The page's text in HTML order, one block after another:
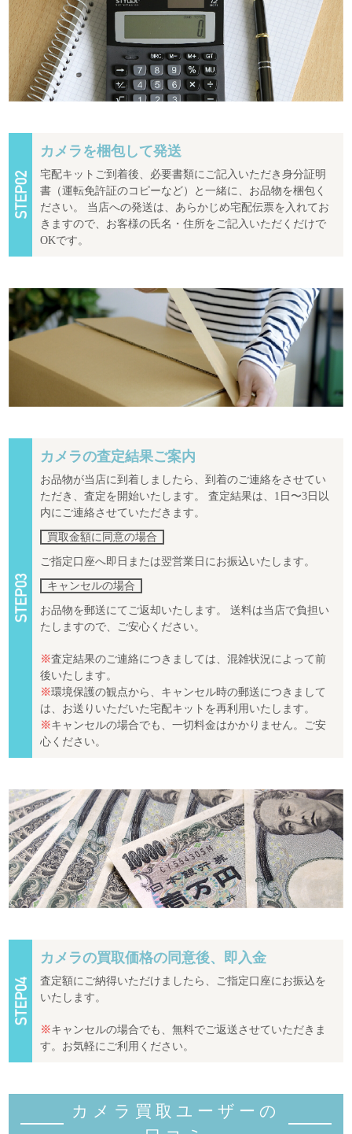
カメラを梱包して発送
宅配キットご到着後、必要書類にご記入いただき身分証明
書（運転免許証のコピーなど）と一緒に、お品物を梱包く
ださい。 当店への発送は、あらかじめ宅配伝票を入れてお
きますので、お客様の氏名・住所をご記入いただくだけで
OKです。
カメラの査定結果ご案内
お品物が当店に到着しましたら、到着のご連絡をさせてい
ただき、査定を開始いたします。 査定結果は、1日〜3日以
内にご連絡させていただきます。
買取金額に同意の場合
ご指定口座へ即日または翌営業日にお振込いたします。
キャンセルの場合
お品物を郵送にてご返却いたします。 送料は当店で負担い
たしますので、ご安心ください。
※査定結果のご連絡につきましては、混雑状況によって前
後いたします。
※環境保護の観点から、キャンセル時の郵送につきまして
は、お送りいただいた宅配キットを再利用いたします。
※キャンセルの場合でも、一切料金はかかりません。ご安
心ください。
カメラの買取価格の同意後、即入金
査定額にご納得いただけましたら、ご指定口座にお振込を
いたします。
※キャンセルの場合でも、無料でご返送させていただきま
す。お気軽にご利用ください。
カメラ買取ユーザーの